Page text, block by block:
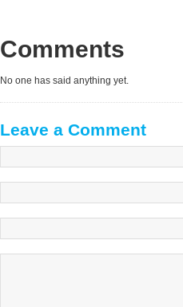
Comments
No one has said anything yet.
Leave a Comment